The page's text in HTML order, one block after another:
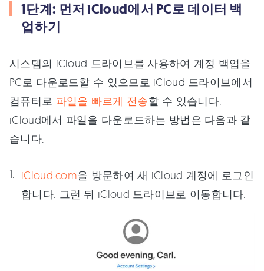
1단계: 먼저 iCloud에서 PC로 데이터 백
업하기
시스템의 iCloud 드라이브를 사용하여 계정 백업을
PC로 다운로드할 수 있으므로 iCloud 드라이브에서
컴퓨터로 파일을 빠르게 전송할 수 있습니다.
iCloud에서 파일을 다운로드하는 방법은 다음과 같
습니다:
iCloud.com을 방문하여 새 iCloud 계정에 로그인
합니다. 그런 뒤 iCloud 드라이브로 이동합니다.